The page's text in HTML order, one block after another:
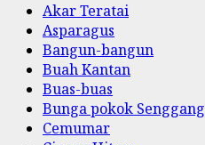
Akar Teratai
Asparagus
Bangun-bangun
Buah Kantan
Buas-buas
Bunga pokok Senggang
Cemumar